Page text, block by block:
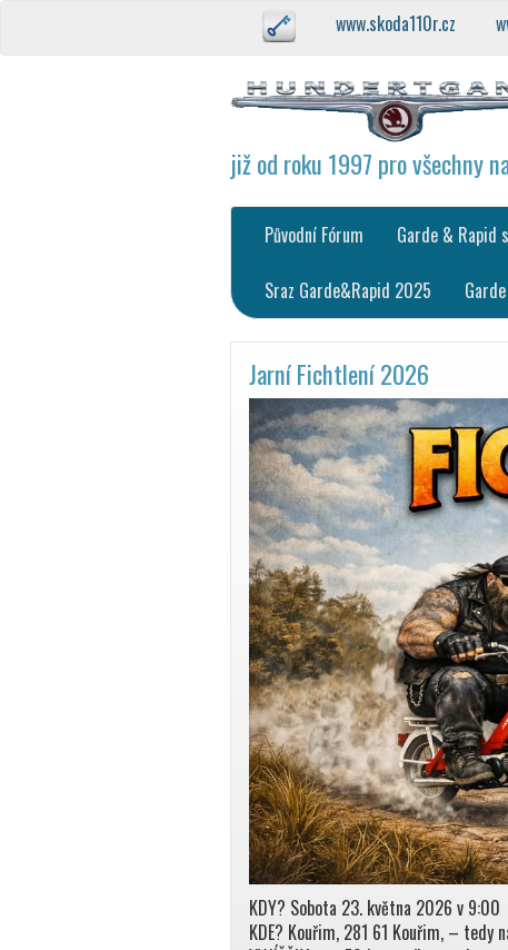
www.skoda110r.cz
již od roku 1997 pro všechny
Původní Fórum Garde & Rapid
Sraz Garde&Rapid 2025
Jarní Fichtlení 2026
KDY? Sobota 23. května 2026 v 9:00
KDE? Kouřim, 281 61 Kouřim, – tedy